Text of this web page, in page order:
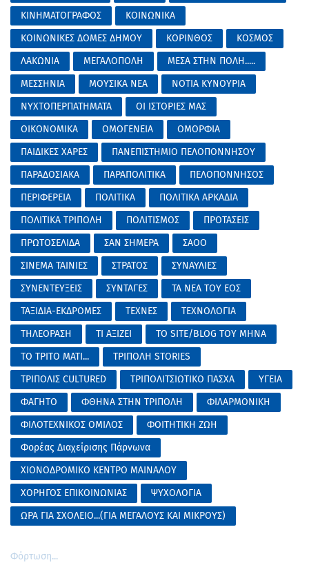
ΚΙΝΗΜΑΤΟΓΡΑΦΟΣ
ΚΟΙΝΩΝΙΚΑ
ΚΟΙΝΩΝΙΚΕΣ ΔΟΜΕΣ ΔΗΜΟΥ
ΚΟΡΙΝΘΟΣ
ΚΟΣΜΟΣ
ΛΑΚΩΝΙΑ
ΜΕΓΑΛΟΠΟΛΗ
ΜΕΣΑ ΣΤΗΝ ΠΟΛΗ.....
ΜΕΣΣΗΝΙΑ
ΜΟΥΣΙΚΑ ΝΕΑ
ΝΟΤΙΑ ΚΥΝΟΥΡΙΑ
ΝΥΧΤΟΠΕΡΠΑΤΗΜΑΤΑ
ΟΙ ΙΣΤΟΡΙΕΣ ΜΑΣ
ΟΙΚΟΝΟΜΙΚΑ
ΟΜΟΓΕΝΕΙΑ
ΟΜΟΡΦΙΑ
ΠΑΙΔΙΚΕΣ ΧΑΡΕΣ
ΠΑΝΕΠΙΣΤΗΜΙΟ ΠΕΛΟΠΟΝΝΗΣΟΥ
ΠΑΡΑΔΟΣΙΑΚΑ
ΠΑΡΑΠΟΛΙΤΙΚΑ
ΠΕΛΟΠΟΝΝΗΣΟΣ
ΠΕΡΙΦΕΡΕΙΑ
ΠΟΛΙΤΙΚΑ
ΠΟΛΙΤΙΚΑ ΑΡΚΑΔΙΑ
ΠΟΛΙΤΙΚΑ ΤΡΙΠΟΛΗ
ΠΟΛΙΤΙΣΜΟΣ
ΠΡΟΤΑΣΕΙΣ
ΠΡΩΤΟΣΕΛΙΔΑ
ΣΑΝ ΣΗΜΕΡΑ
ΣΑΟΟ
ΣΙΝΕΜΑ ΤΑΙΝΙΕΣ
ΣΤΡΑΤΟΣ
ΣΥΝΑΥΛΙΕΣ
ΣΥΝΕΝΤΕΥΞΕΙΣ
ΣΥΝΤΑΓΕΣ
ΤΑ ΝΕΑ ΤΟΥ ΕΟΣ
ΤΑΞΙΔΙΑ-ΕΚΔΡΟΜΕΣ
ΤΕΧΝΕΣ
ΤΕΧΝΟΛΟΓΙΑ
ΤΗΛΕΟΡΑΣΗ
ΤΙ ΑΞΙΖΕΙ
ΤΟ SITE/BLOG ΤΟΥ ΜΗΝΑ
ΤΟ ΤΡΙΤΟ ΜΑΤΙ...
ΤΡΙΠΟΛΗ STORIES
ΤΡΙΠΟΛΙΣ CULTURED
ΤΡΙΠΟΛΙΤΣΙΩΤΙΚΟ ΠΑΣΧΑ
ΥΓΕΙΑ
ΦΑΓΗΤΟ
ΦΘΗΝΑ ΣΤΗΝ ΤΡΙΠΟΛΗ
ΦΙΛΑΡΜΟΝΙΚΗ
ΦΙΛΟΤΕΧΝΙΚΟΣ ΟΜΙΛΟΣ
ΦΟΙΤΗΤΙΚΗ ΖΩΗ
Φορέας Διαχείρισης Πάρνωνα
ΧΙΟΝΟΔΡΟΜΙΚΟ ΚΕΝΤΡΟ ΜΑΙΝΑΛΟΥ
ΧΟΡΗΓΟΣ ΕΠΙΚΟΙΝΩΝΙΑΣ
ΨΥΧΟΛΟΓΙΑ
ΩΡΑ ΓΙΑ ΣΧΟΛΕΙΟ...(ΓΙΑ ΜΕΓΑΛΟΥΣ ΚΑΙ ΜΙΚΡΟΥΣ)
Φόρτωση...